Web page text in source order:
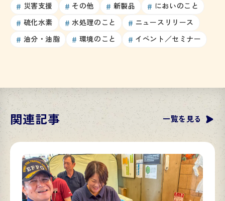
災害支援 その他 新製品
においのこと
硫化水素
水処理のこと
ニュースリリース
油分・油脂
環境のこと イベント／セミナー
関連記事 一覧を見る